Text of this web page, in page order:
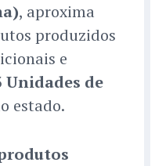
, aproxima
produzidos
e
Unidades de
estado.